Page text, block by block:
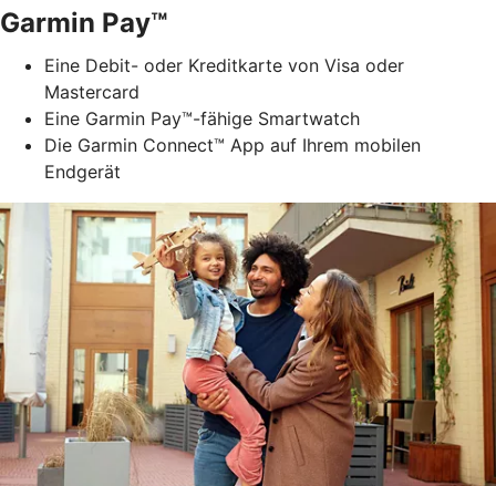
Garmin Pay™
Eine Debit- oder Kreditkarte von Visa oder
Mastercard
Eine Garmin Pay™-fähige Smartwatch
Die Garmin Connect™ App auf Ihrem mobilen
Endgerät